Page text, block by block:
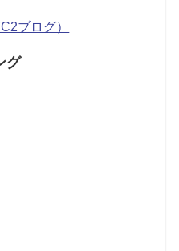
ブログ）
グ